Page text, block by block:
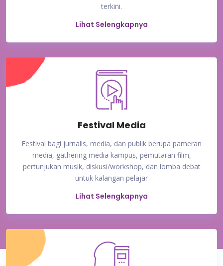
terkini.
Lihat Selengkapnya
Festival Media
Festival bagi jurnalis, media, dan publik berupa pameran
media, gathering media kampus, pemutaran film,
pertunjukan musik, diskusi/workshop, dan lomba debat
untuk kalangan pelajar
Lihat Selengkapnya